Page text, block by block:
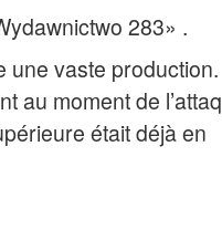
283» .
une vaste production.
au moment de
était déjà en